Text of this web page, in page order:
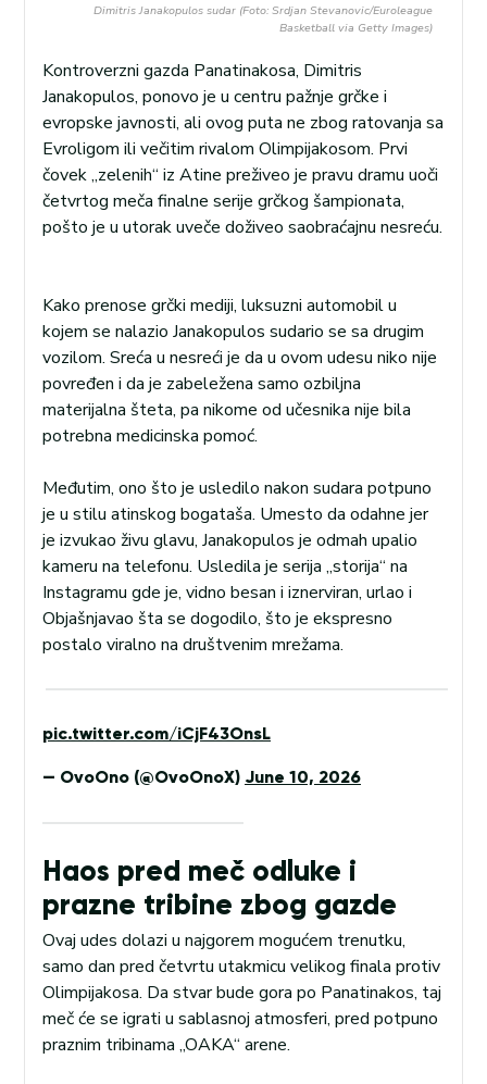
Dimitris Janakopulos sudar (Foto: Srdjan Stevanovic/Euroleague
Basketball via Getty Images)
Kontroverzni gazda Panatinakosa, Dimitris
Janakopulos, ponovo je u centru pažnje grčke i
evropske javnosti, ali ovog puta ne zbog ratovanja sa
Evroligom ili večitim rivalom Olimpijakosom. Prvi
čovek „zelenih“ iz Atine preživeo je pravu dramu uoči
četvrtog meča finalne serije grčkog šampionata,
pošto je u utorak uveče doživeo saobraćajnu nesreću.
Kako prenose grčki mediji, luksuzni automobil u
kojem se nalazio Janakopulos sudario se sa drugim
vozilom. Sreća u nesreći je da u ovom udesu niko nije
povređen i da je zabeležena samo ozbiljna
materijalna šteta, pa nikome od učesnika nije bila
potrebna medicinska pomoć.
Međutim, ono što je usledilo nakon sudara potpuno
je u stilu atinskog bogataša. Umesto da odahne jer
je izvukao živu glavu, Janakopulos je odmah upalio
kameru na telefonu. Usledila je serija „storija“ na
Instagramu gde je, vidno besan i iznerviran, urlao i
Objašnjavao šta se dogodilo, što je ekspresno
postalo viralno na društvenim mrežama.
pic.twitter.com/iCjF43OnsL
— OvoOno (@OvoOnoX) June 10, 2026
Haos pred meč odluke i
prazne tribine zbog gazde
Ovaj udes dolazi u najgorem mogućem trenutku,
samo dan pred četvrtu utakmicu velikog finala protiv
Olimpijakosa. Da stvar bude gora po Panatinakos, taj
meč će se igrati u sablasnoj atmosferi, pred potpuno
praznim tribinama „OAKA“ arene.